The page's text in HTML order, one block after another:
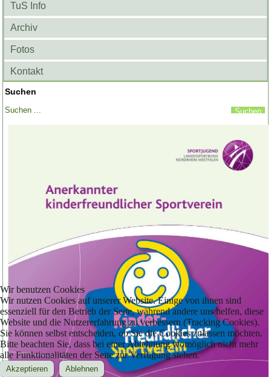
TuS Info
Archiv
Fotos
Kontakt
Suchen
Wir benutzen Cookies
Wir nutzen Cookies auf unserer Website. Einige von ihnen sind
essenziell für den Betrieb der Seite, während andere uns helfen, diese
Website und die Nutzererfahrung zu verbessern (Tracking Cookies).
Sie können selbst entscheiden, ob Sie die Cookies zulassen möchten.
Bitte beachten Sie, dass bei einer Ablehnung womöglich nicht mehr
alle Funktionalitäten der Seite zur Verfügung stehen.
Akzeptieren Ablehnen